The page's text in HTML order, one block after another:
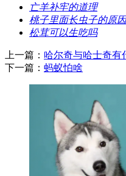
​亡羊补牢的道理
​桃子里面长虫子的原因
​松茸可以生吃吗
上一篇： 哈尔奇与哈士奇有
下一篇： ​蚂蚁怕啥